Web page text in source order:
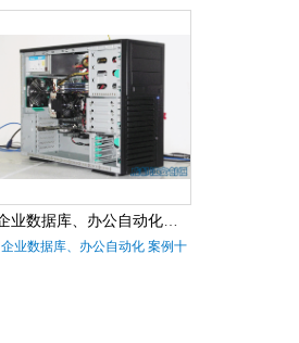
企业数据库、办公自动化 案例十